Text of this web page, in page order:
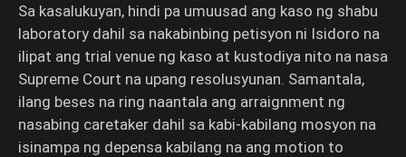
Sa kasalukuyan, hindi pa umuusad ang kaso ng shabu
laboratory dahil sa nakabinbing petisyon ni Isidoro na
ilipat ang trial venue ng kaso at kustodiya nito na nasa
Supreme Court na upang resolusyunan. Samantala,
ilang beses na ring naantala ang arraignment ng
nasabing caretaker dahil sa kabi-kabilang mosyon na
isinampa ng depensa kabilang na ang motion to